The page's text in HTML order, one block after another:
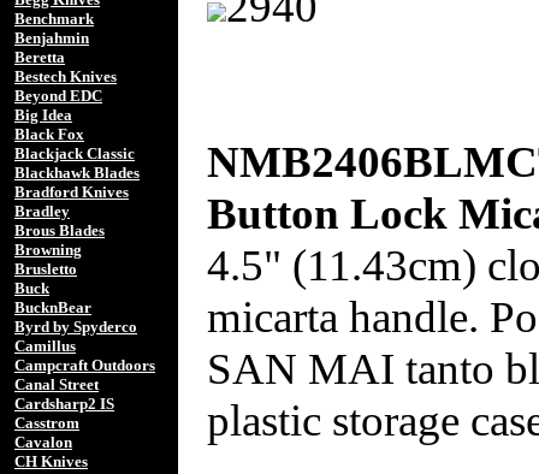
Benchmark
Benjahmin
Beretta
Bestech Knives
Beyond EDC
Big Idea
Black Fox
Blackjack Classic
Blackhawk Blades
Bradford Knives
Bradley
Brous Blades
Browning
Brusletto
Buck
BucknBear
Byrd by Spyderco
Camillus
Campcraft Outdoors
Canal Street
Cardsharp2 IS
Casstrom
Cavalon
CH Knives
Button Lock
4.5" (11.43cm)
micarta handle.
SAN MAI tanto
plastic storage